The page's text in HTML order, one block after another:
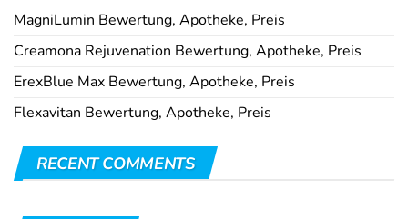
MagniLumin Bewertung, Apotheke, Preis
Creamona Rejuvenation Bewertung, Apotheke, Preis
ErexBlue Max Bewertung, Apotheke, Preis
Flexavitan Bewertung, Apotheke, Preis
RECENT COMMENTS